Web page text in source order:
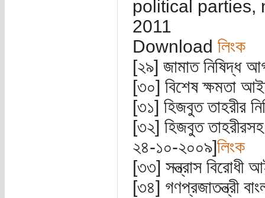
political parties,
2011
Download লিংক
[২৯] জামাত নিষিদ্ধ
[৩০] বিশেষ ক্ষমতা
[৩১] হিজবুত তাহরীর
[৩২] হিজবুত
২৪-১০-২০০৯]লিংক
[৩৩] সন্ত্রাস
[৩৪] গণপ্রজাতন্ত্রী